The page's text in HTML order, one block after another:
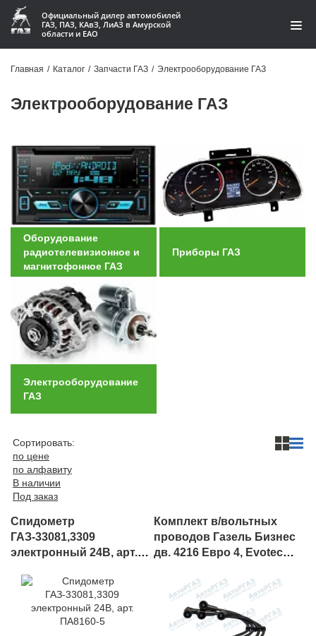
Официальный дилер автомобилей
ГАЗ, ПАЗ, КАвЗ, ЛиАЗ в Амурской
области и ЕАО
Контакты
Доставка
Гарантии
Статьи
Автомобили
Автомобили
+7 (4162) 22-95-09
+7 (4162) 22-95-79
Сервисный центр
График работы: ПН-ПТ с 8.30 до 18.00 (+6 по МСК)
График работы сервис: ПН-СБ с 8.30 до 20.00
Главная / Каталог / Запчасти ГАЗ / Электрооборудование ГАЗ
Электрооборудование ГАЗ
Оборудование
радиотелевизионное и
магнитофонное ГАЗ
Приборы ГАЗ
Электрооборудование
ГАЗ
Сортировать:
по цене
по алфавиту
В наличии
Под заказ
Спидометр
ГАЗ-33081,3309
электронный 24В, арт.
Комплект в/вольтных
проводов Газель Бизнес
дв. 4216 Евро 4, Evotech
4216.3707080-23